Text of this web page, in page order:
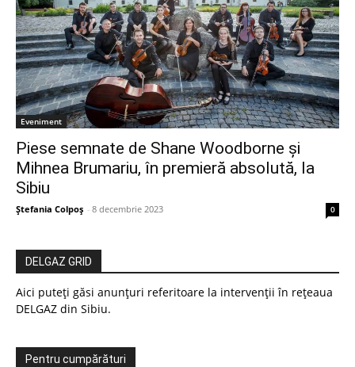
Eveniment
Piese semnate de Shane Woodborne și
Mihnea Brumariu, în premieră absolută, la
Sibiu
Ștefania Colpoș - 8 decembrie 2023 0
DELGAZ GRID
Aici puteți găsi anunțuri referitoare la intervenții în rețeaua
DELGAZ din Sibiu.
Pentru cumpărături